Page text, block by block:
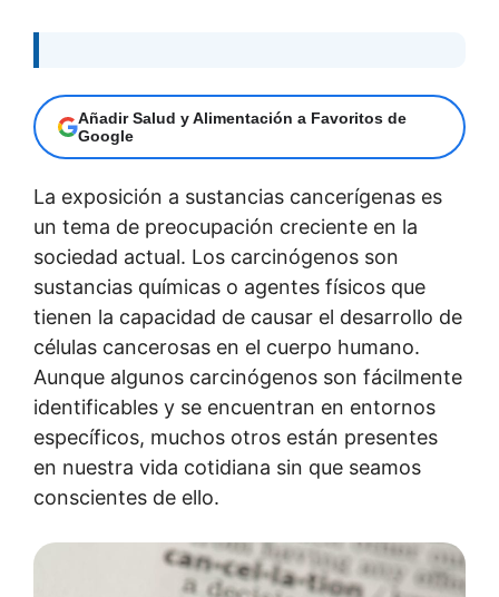
Añadir Salud y Alimentación a Favoritos de
Google
La exposición a sustancias cancerígenas es
un tema de preocupación creciente en la
sociedad actual. Los carcinógenos son
sustancias químicas o agentes físicos que
tienen la capacidad de causar el desarrollo de
células cancerosas en el cuerpo humano.
Aunque algunos carcinógenos son fácilmente
identificables y se encuentran en entornos
específicos, muchos otros están presentes
en nuestra vida cotidiana sin que seamos
conscientes de ello.